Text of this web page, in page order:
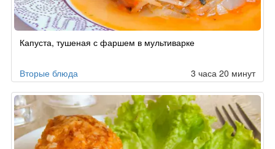
Капуста, тушеная с фаршем в мультиварке
Вторые блюда 3 часа 20 минут